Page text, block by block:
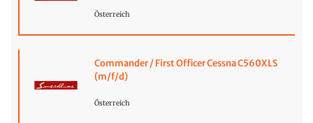
Österreich
Commander / First Officer Cessna C560XLS
(m/f/d)
Österreich